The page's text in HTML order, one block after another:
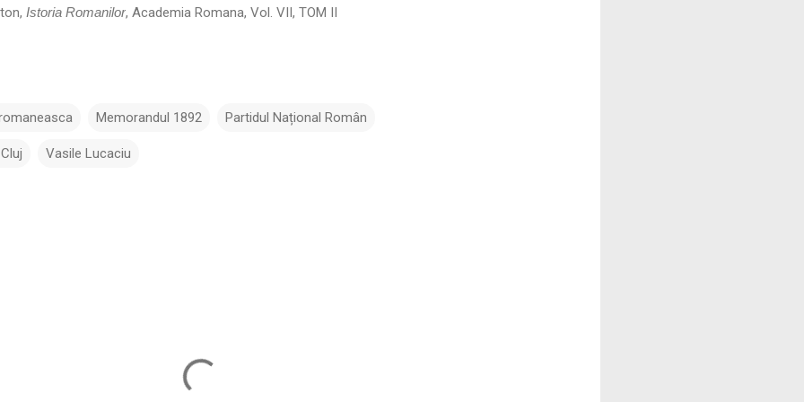
Istoria Romanilor, Academia Romana, Vol. VII, TOM II
Memorandul 1892 Partidul Național Român
Vasile Lucaciu